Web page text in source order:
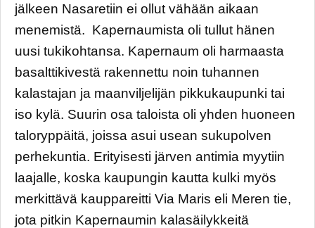
jälkeen Nasaretiin ei ollut vähään aikaan
menemistä. Kapernaumista oli tullut hänen
uusi tukikohtansa. Kapernaum oli harmaasta
basalttikivestä rakennettu noin tuhannen
kalastajan ja maanviljelijän pikkukaupunki tai
iso kylä. Suurin osa taloista oli yhden huoneen
taloryppäitä, joissa asui usean sukupolven
perhekuntia. Erityisesti järven antimia myytiin
laajalle, koska kaupungin kautta kulki myös
merkittävä kauppareitti Via Maris eli Meren tie,
jota pitkin Kapernaumin kalasäilykkeitä